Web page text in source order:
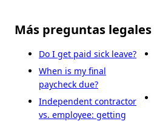
Más preguntas legales
Do I get paid sick leave?
When is my final
paycheck due?
Independent contractor
vs. employee: getting